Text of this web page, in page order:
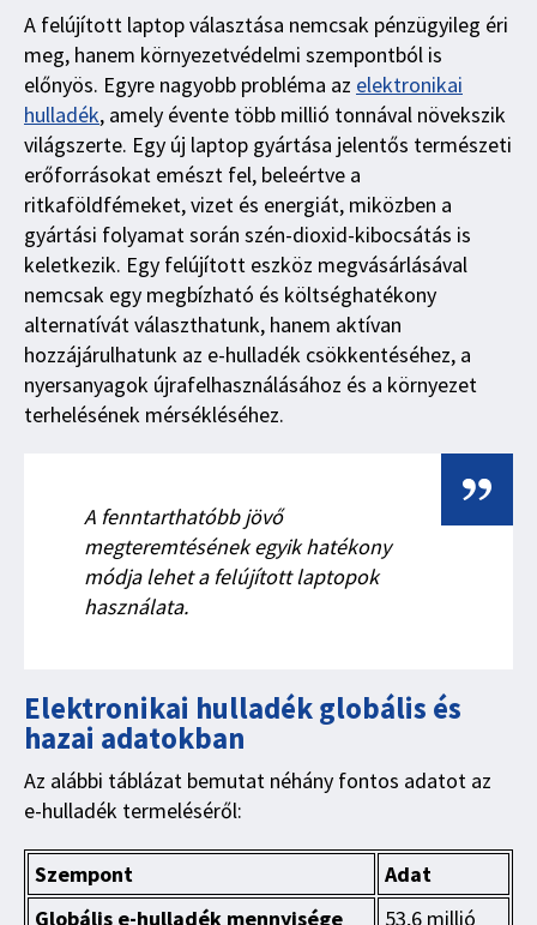
A felújított laptop választása nemcsak pénzügyileg éri
meg, hanem környezetvédelmi szempontból is
előnyös. Egyre nagyobb probléma az elektronikai
hulladék, amely évente több millió tonnával növekszik
világszerte. Egy új laptop gyártása jelentős természeti
erőforrásokat emészt fel, beleértve a
ritkaföldfémeket, vizet és energiát, miközben a
gyártási folyamat során szén-dioxid-kibocsátás is
keletkezik. Egy felújított eszköz megvásárlásával
nemcsak egy megbízható és költséghatékony
alternatívát választhatunk, hanem aktívan
hozzájárulhatunk az e-hulladék csökkentéséhez, a
nyersanyagok újrafelhasználásához és a környezet
terhelésének mérsékléséhez.
A fenntarthatóbb jövő
megteremtésének egyik hatékony
módja lehet a felújított laptopok
használata.
Elektronikai hulladék globális és
hazai adatokban
Az alábbi táblázat bemutat néhány fontos adatot az
e-hulladék termeléséről:
Szempont
Adat
Globális e-hulladék mennyisége
53,6 millió